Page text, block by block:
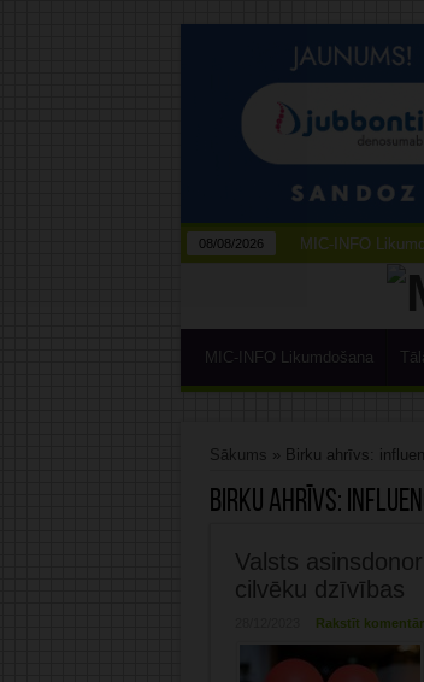
08/08/2026 MIC-INFO
MIC-INFO Likumdošana
Sākums » Birku ahrīvs:
Birku ahrīvs:
Valsts
cilvēku dzīvības
Rakstīt